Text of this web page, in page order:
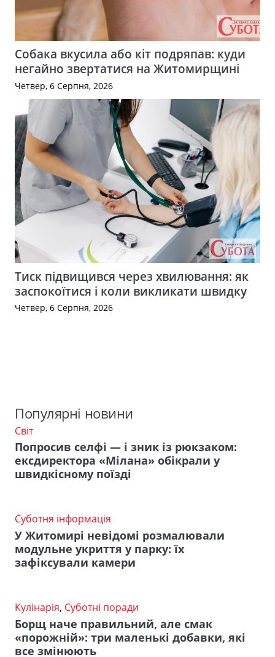
Собака вкусила або кіт подряпав: куди
негайно звертатися на Житомирщині
Четвер, 6 Серпня, 2026
Тиск підвищився через хвилювання: як
заспокоїтися і коли викликати швидку
Четвер, 6 Серпня, 2026
Популярні новини
Світ
Попросив селфі — і зник із рюкзаком:
ексдиректора «Мілана» обікрали у
швидкісному поїзді
Суботня інформація
У Житомирі невідомі розмалювали
модульне укриття у парку: їх
зафіксували камери
Кулінарія, Суботні поради
Борщ наче правильний, але смак
«порожній»: три маленькі добавки, які
все змінюють